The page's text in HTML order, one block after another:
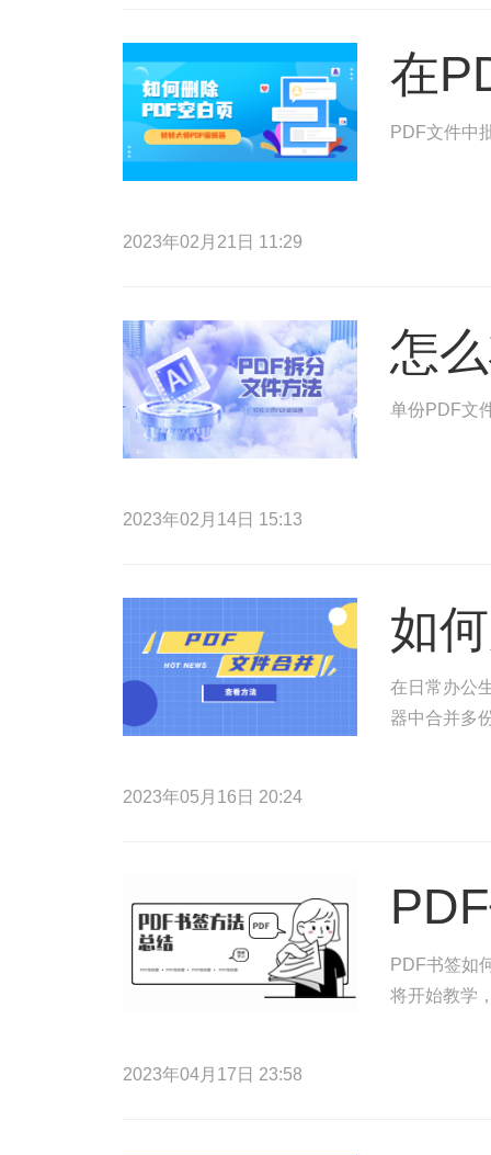
在
PDF文件中
2023年02月21日 11:29
怎
单份PDF文
2023年02月14日 15:13
如
在日常办公
器中合并多
2023年05月16日 20:24
PDF书签如
将开始教学
2023年04月17日 23:58